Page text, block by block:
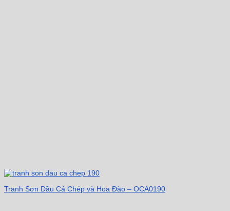
Tranh Sơn Dầu Cá Chép và Hoa Đào – OCA0190